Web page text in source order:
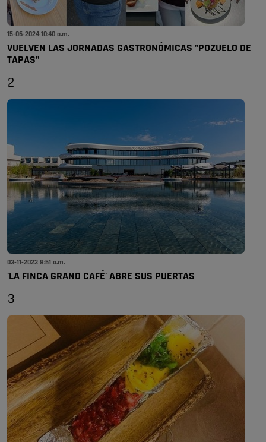
15-06-2024 10:40 a.m.
VUELVEN LAS JORNADAS GASTRONÓMICAS "POZUELO DE
TAPAS"
2
03-11-2023 8:51 a.m.
'LA FINCA GRAND CAFÉ' ABRE SUS PUERTAS
3